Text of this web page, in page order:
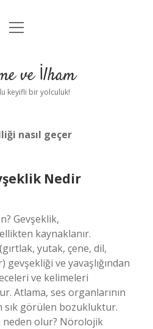
Anasayfa
Uyarı
menüyü
ve İlham
keyifli bir yolculuk!
nasıl geçer
Nedir
Gevşeklik,
kaynaklanır.
yutak, çene, dil,
ve yavaşlığından
ve kelimeleri
Atlama, ses organlarının
sık görülen bozukluktur.
olur? Nörolojik